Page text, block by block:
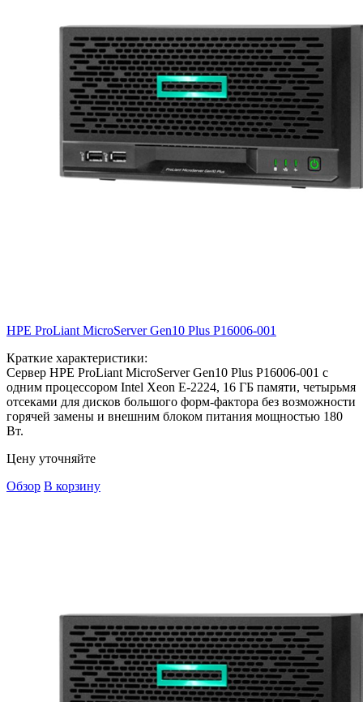
HPE ProLiant MicroServer Gen10 Plus P16006-001
Краткие характеристики:
Сервер HPE ProLiant MicroServer Gen10 Plus P16006-001 с
одним процессором Intel Xeon E-2224, 16 ГБ памяти, четырьмя
отсеками для дисков большого форм-фактора без возможности
горячей замены и внешним блоком питания мощностью 180
Вт.
Цену уточняйте
Обзор В корзину